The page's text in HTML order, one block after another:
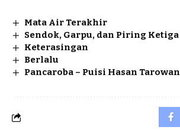
Mata Air Terakhir
Sendok, Garpu, dan Piring Ketiga
Keterasingan
Berlalu
Pancaroba – Puisi Hasan Tarowan